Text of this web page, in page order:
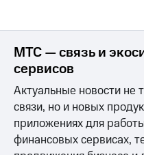
Перейти
eSIM
Выберите
и подключите
ТВ
с выгодным
тарифом
кабинет
и
ТВ
кабинет
спутникового
ТВ
Скачать
приложение
МТС — связь и
сервисов
Актуальные новости не
связи, но и новых
приложениях для
финансовых сервисах,